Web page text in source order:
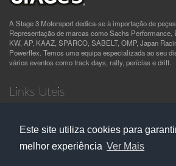
Este site utiliza cookies para
melhor experiência Ver Mais
A Stage 3 Motorsport dedica-se à importação de
Representação de marcas como Sachs Performance,
KW, AP, KAAZ, SPARCO, SABELT, OMP, Japan
Powerflex. Temos uma equipa especializada ao seu
vários eventos como track days, rally, perícias e drift.
Links Uteis
Política de Privacidade
Contactos